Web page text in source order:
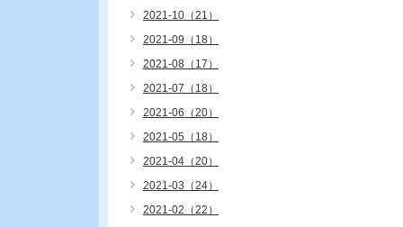
2021-10（21）
2021-09（18）
2021-08（17）
2021-07（18）
2021-06（20）
2021-05（18）
2021-04（20）
2021-03（24）
2021-02（22）